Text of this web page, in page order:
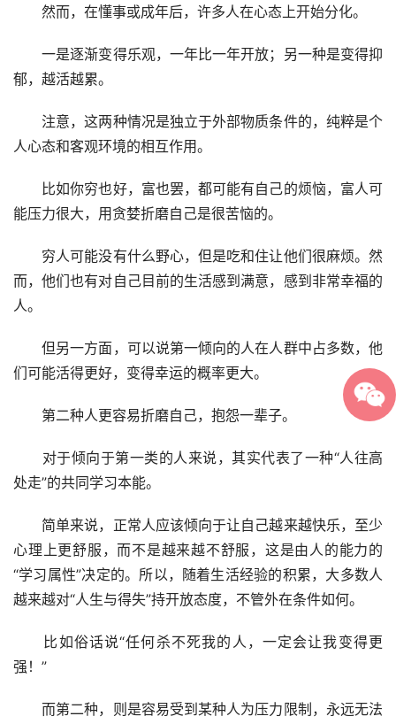
然而，在懂事或成年后，许多人在心态上开始分化。
一是逐渐变得乐观，一年比一年开放；另一种是变得抑
郁，越活越累。
注意，这两种情况是独立于外部物质条件的，纯粹是个
人心态和客观环境的相互作用。
比如你穷也好，富也罢，都可能有自己的烦恼，富人可
能压力很大，用贪婪折磨自己是很苦恼的。
穷人可能没有什么野心，但是吃和住让他们很麻烦。然
而，他们也有对自己目前的生活感到满意，感到非常幸福的
人。
但另一方面，可以说第一倾向的人在人群中占多数，他
们可能活得更好，变得幸运的概率更大。
第二种人更容易折磨自己，抱怨一辈子。
对于倾向于第一类的人来说，其实代表了一种“人往高
处走”的共同学习本能。
简单来说，正常人应该倾向于让自己越来越快乐，至少
心理上更舒服，而不是越来越不舒服，这是由人的能力的
“学习属性”决定的。所以，随着生活经验的积累，大多数人
越来越对“人生与得失”持开放态度，不管外在条件如何。
比如俗话说“任何杀不死我的人，一定会让我变得更
强！”
而第二种，则是容易受到某种人为压力限制，永远无法